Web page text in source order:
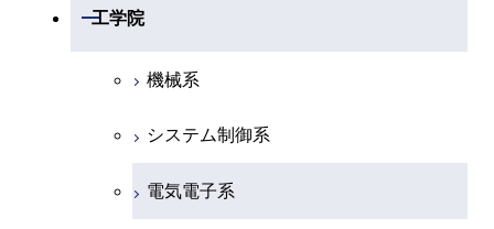
物理学系
地球惑星科学系
工学院
開閉
機械系
システム制御系
電気電子系